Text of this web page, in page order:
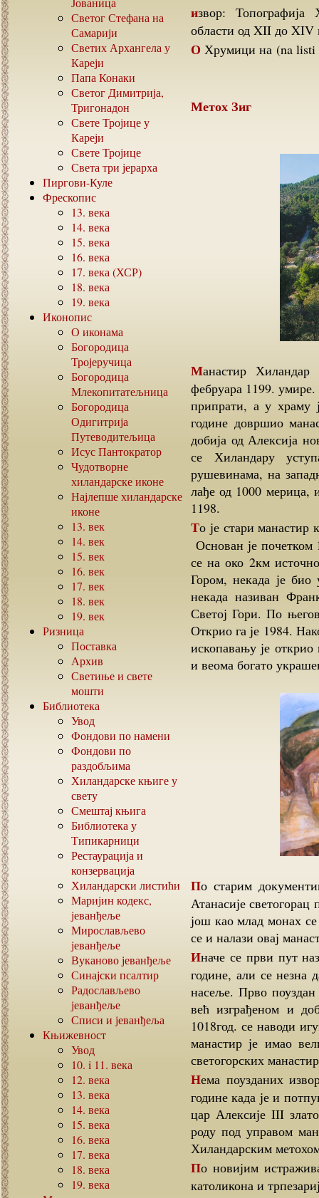
Светог Стефана на
Самарији
Светих Архангела у
Кареји
Папа Конаки
Светог Димитрија,
Тригонадон
Свете Тројице у
Кареји
Свете Тројице
Света три јерарха
Пиргови-Куле
Фрескопис
13. века
14. века
15. века
16. века
17. века (ХСР)
18. века
19. века
Иконопис
О иконама
Богородица
Тројеручица
Богородица
Млекопитатељница
Богородица
Одигитрија
Путеводитељица
Исус Пантократор
Чудотворне
хиландарске иконе
Најлепше хиландарске
иконе
13. век
14. век
15. век
16. век
17. век
18. век
19. век
Ризница
Поставка
Архив
Светиње и свете
мошти
Библиотека
Увод
Фондови по намени
Фондови по
раздобљима
Хиландарске књиге у
свету
Смештај књига
Библиотека у
Типикарници
Рестаурација и
конзервација
Хиландарски листићи
Маријин кодекс,
јеванђеље
Мирослављево
јеванђеље
Вуканово јеванђеље
Синајски псалтир
Радослављево
јеванђеље
Списи и јеванђеља
Књижевност
Увод
10. i 11. века
12. века
13. века
14. века
15. века
16. века
17. века
18. века
19. века
извор: Топографија Хиландарских метохија у Солунској и Струмској
области од XII до XIV
О Хрумици на (na
Метох Зиг
Манастир Хиландар још није био сасвим завршен када Симеон 13.
фебруара 1199. умире.
припрати, а у храму
године довршио
добија од Алексија
се Хиландару
рушевинама, на
лађе од 1000 мерица,
1198.
То је стари манастир који је био један од мноштва светогорских манастира.
Основан је
се на око 2км
Гором, некада је био
некада називан
Светој Гори. По
Открио га је 1984.
ископавању је открио
и веома богато
По старим документима из Протата од 958 год., наводи да је сам Свети
Атанасије
још као млад монах се
се и налази овај
Иначе се први пут назив Зиг спомиње код неких историографа још од 942
године, али се незна
насеље. Прво
већ изграђеном и
1018год. се наводи
манастир је имао
светогорских
Нема поузданих извора о томе како је и зашто манастир настрадао 1198
године када је и
цар Алексије III
роду под управом
Хиландарским
По новијим истраживањима, се видело да је постојала делимична обнова
католикона и